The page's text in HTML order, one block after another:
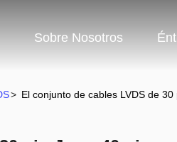
Sobre Nosotros
> El conjunto de cables LVDS de